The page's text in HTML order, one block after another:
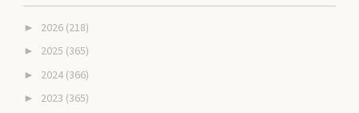
► 2026 (218)
► 2025 (365)
► 2024 (366)
► 2023 (365)